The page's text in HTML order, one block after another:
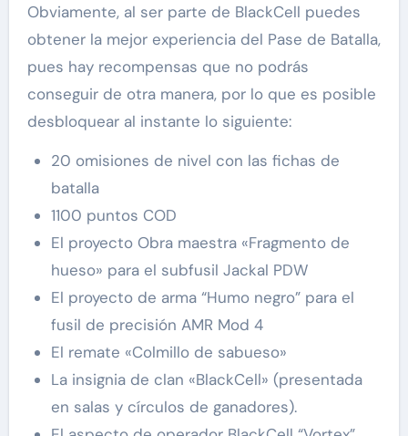
Obviamente, al ser parte de BlackCell puedes
obtener la mejor experiencia del Pase de Batalla,
pues hay recompensas que no podrás
conseguir de otra manera, por lo que es posible
desbloquear al instante lo siguiente:
20 omisiones de nivel con las fichas de
batalla
1100 puntos COD
El proyecto Obra maestra «Fragmento de
hueso» para el subfusil Jackal PDW
El proyecto de arma “Humo negro” para el
fusil de precisión AMR Mod 4
El remate «Colmillo de sabueso»
La insignia de clan «BlackCell» (presentada
en salas y círculos de ganadores).